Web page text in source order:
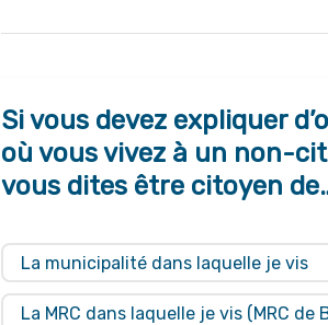
Si vous devez expliquer
où vous vivez à un non-
vous dites être citoyen
La municipalité dans laquelle je vis
La MRC dans laquelle je vis (MRC de